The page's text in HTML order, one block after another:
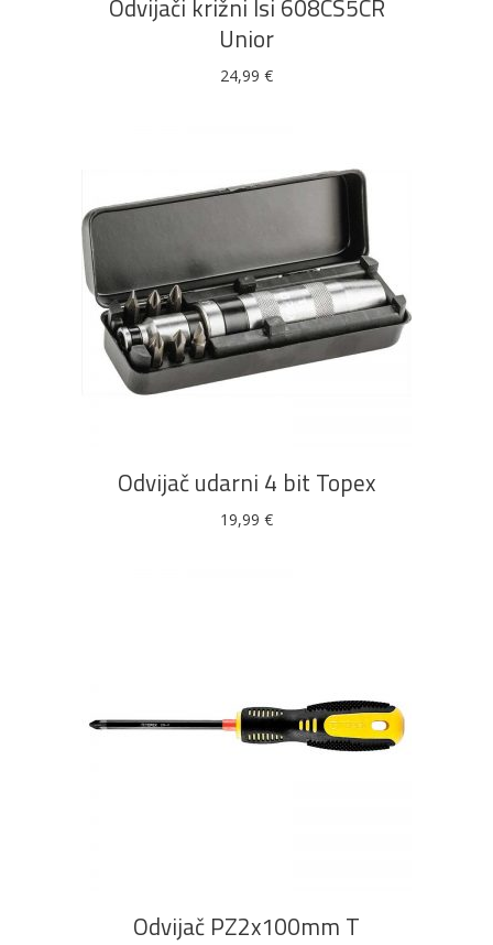
Odvijači križni lsi 608CS5CR
Unior
24,99 €
DODAJ U KOŠARICU
Odvijač udarni 4 bit Topex
19,99 €
Odvijač PZ2x100mm T